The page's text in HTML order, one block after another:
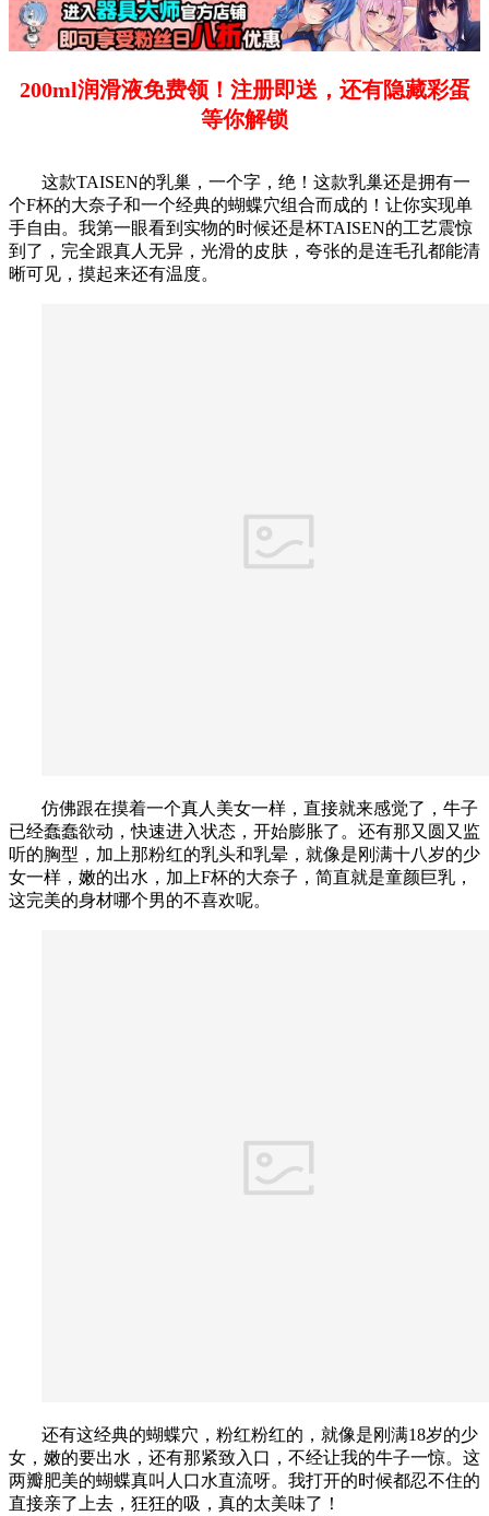
200ml润滑液免费领！注册即送，还有隐藏彩蛋
等你解锁
这款TAISEN的乳巢，一个字，绝！这款乳巢还是拥有一
个F杯的大奈子和一个经典的蝴蝶穴组合而成的！让你实现单
手自由。我第一眼看到实物的时候还是杯TAISEN的工艺震惊
到了，完全跟真人无异，光滑的皮肤，夸张的是连毛孔都能清
晰可见，摸起来还有温度。
仿佛跟在摸着一个真人美女一样，直接就来感觉了，牛子
已经蠢蠢欲动，快速进入状态，开始膨胀了。还有那又圆又监
听的胸型，加上那粉红的乳头和乳晕，就像是刚满十八岁的少
女一样，嫩的出水，加上F杯的大奈子，简直就是童颜巨乳，
这完美的身材哪个男的不喜欢呢。
还有这经典的蝴蝶穴，粉红粉红的，就像是刚满18岁的少
女，嫩的要出水，还有那紧致入口，不经让我的牛子一惊。这
两瓣肥美的蝴蝶真叫人口水直流呀。我打开的时候都忍不住的
直接亲了上去，狂狂的吸，真的太美味了！